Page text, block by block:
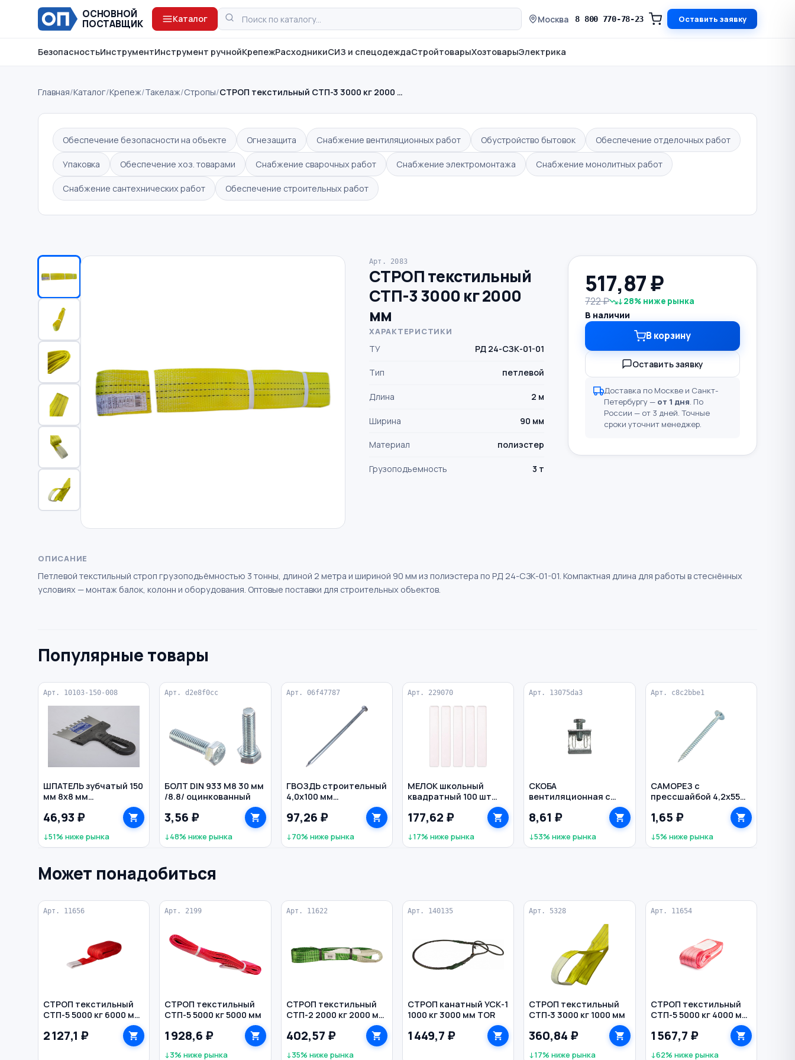
ОСНОВНОЙ
ПОСТАВЩИК
Каталог Москва 8 800 770-78-23 Оставить заявку
БезопасностьИнструментИнструмент ручнойКрепежРасходникиСИЗ и спецодеждаСтройтоварыХозтоварыЭлектрика
Главная/Каталог/Крепеж/Такелаж/Стропы/СТРОП текстильный СТП-3 3000 кг 2000 …
Обеспечение безопасности на объекте Огнезащита Снабжение вентиляционных работ Обустройство бытовок Обеспечение отделочных работ
Упаковка Обеспечение хоз. товарами Снабжение сварочных работ Снабжение электромонтажа Снабжение монолитных работ
Снабжение сантехнических работ Обеспечение строительных работ
Арт. 2083
СТРОП текстильный
СТП-3 3000 кг 2000
мм
ХАРАКТЕРИСТИКИ
ТУ РД 24-СЗК-01-01
Тип петлевой
Длина 2 м
Ширина 90 мм
Материал полиэстер
Грузоподъемность 3 т
517,87₽
722 ₽ ↓28% ниже рынка
В наличии
В корзину
Оставить заявку
Доставка по Москве и Санкт-
Петербургу — от 1 дня. По
России — от 3 дней. Точные
сроки уточнит менеджер.
ОПИСАНИЕ
Петлевой текстильный строп грузоподъёмностью 3 тонны, длиной 2 метра и шириной 90 мм из полиэстера по РД 24-СЗК-01-01. Компактная длина для работы в стеснённых
условиях — монтаж балок, колонн и оборудования. Оптовые поставки для строительных объектов.
Популярные товары
Арт. 10103-150-008
ШПАТЕЛЬ зубчатый 150
мм 8х8 мм
пластиковая рукоятка
нерж. сталь ИНТЕК
46,93 ₽
↓51% ниже рынка
Арт. d2e8f0cc
БОЛТ DIN 933 M8 30 мм
/8.8/ оцинкованный
3,56 ₽
↓48% ниже рынка
Арт. 06f47787
ГВОЗДЬ строительный
4,0х100 мм
97,26 ₽
↓70% ниже рынка
Арт. 229070
МЕЛОК школьный
квадратный 100 шт
Алгем ЮНЛАНДИЯ цв.
белый
177,62 ₽
↓17% ниже рынка
Арт. 13075da3
СКОБА
вентиляционная с
8,61 ₽
↓53% ниже рынка
Арт. c8c2bbe1
САМОРЕЗ с
прессшайбой 4,2х55
1,65 ₽
↓5% ниже рынка
Может понадобиться
Арт. 11656
СТРОП текстильный
СТП-5 5000 кг 6000 мм
2 127,1 ₽
Арт. 2199
СТРОП текстильный
СТП-5 5000 кг 5000 мм
1 928,6 ₽
↓3% ниже рынка
Арт. 11622
СТРОП текстильный
СТП-2 2000 кг 2000 мм
402,57 ₽
↓35% ниже рынка
Арт. 140135
СТРОП канатный УСК-1
1000 кг 3000 мм TOR
1 449,7 ₽
Арт. 5328
СТРОП текстильный
СТП-3 3000 кг 1000 мм
360,84 ₽
↓17% ниже рынка
Арт. 11654
СТРОП текстильный
СТП-5 5000 кг 4000 мм
1 567,7 ₽
↓62% ниже рынка